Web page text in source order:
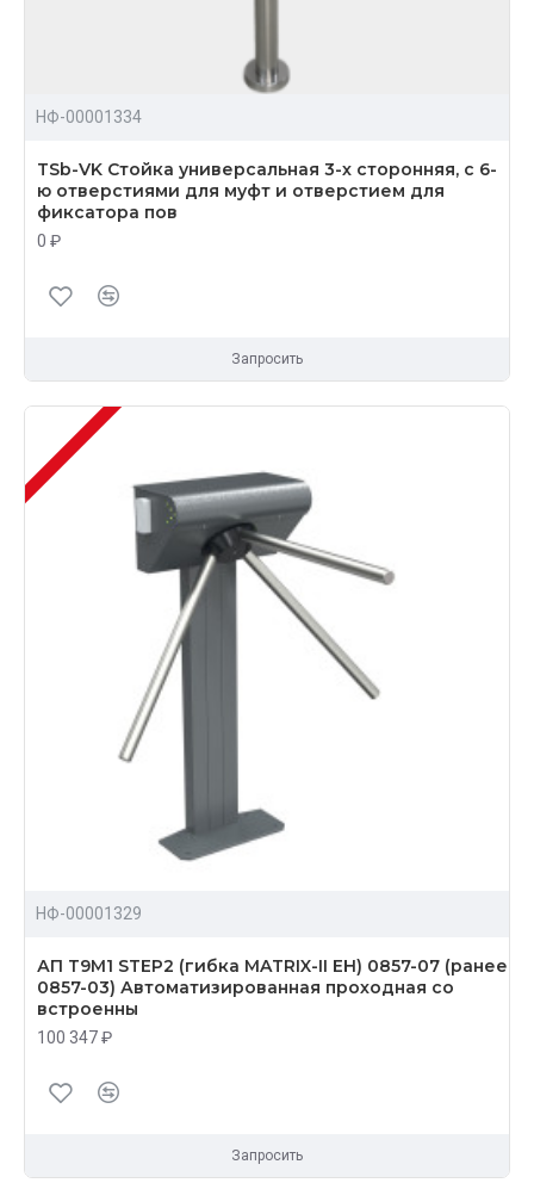
НФ-00001334
TSb-VK Стойка универсальная 3-х сторонняя, с 6-
ю отверстиями для муфт и отверстием для
фиксатора пов
0 ₽
Запросить
НФ-00001329
АП Т9М1 STEP2 (гибка MATRIX-II EH) 0857-07 (ранее
0857-03) Автоматизированная проходная со
встроенны
100 347 ₽
Запросить